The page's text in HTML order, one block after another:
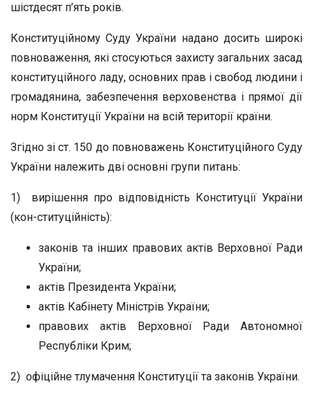
шістдесят п’ять років.
Конституційному Суду України надано досить широкі
повноваження, які стосуються захисту загальних засад
конституційного ладу, основних прав і свобод людини і
громадянина, забезпечення верховенства і прямої дії
норм Конституції України на всій території країни.
Згідно зі ст. 150 до повноважень Конституційного Суду
України належить дві основні групи питань:
1) вирішення про відповідність Конституції України
(кон-ституційність):
законів та інших правових актів Верховної Ради
України;
актів Президента України;
актів Кабінету Міністрів України;
правових актів Верховної Ради Автономної
Республіки Крим;
2) офіційне тлумачення Конституції та законів України.